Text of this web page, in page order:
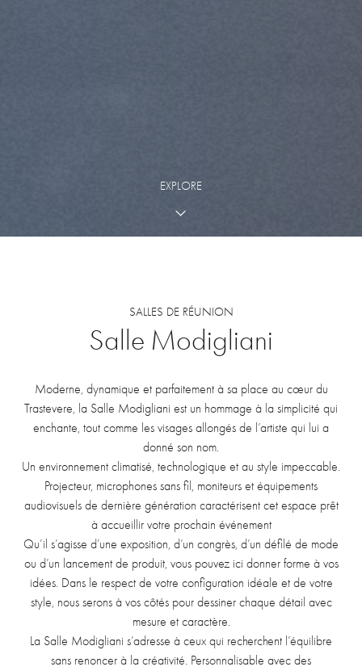
EXPLORE
SALLES DE RÉUNION
Salle Modigliani
Moderne, dynamique et parfaitement à sa place au cœur du
Trastevere, la Salle Modigliani est un hommage à la simplicité qui
enchante, tout comme les visages allongés de l’artiste qui lui a
donné son nom.
Un environnement climatisé, technologique et au style impeccable.
Projecteur, microphones sans fil, moniteurs et équipements
audiovisuels de dernière génération caractérisent cet espace prêt
à accueillir votre prochain événement
Qu’il s’agisse d’une exposition, d’un congrès, d’un défilé de mode
ou d’un lancement de produit, vous pouvez ici donner forme à vos
idées. Dans le respect de votre configuration idéale et de votre
style, nous serons à vos côtés pour dessiner chaque détail avec
mesure et caractère.
La Salle Modigliani s’adresse à ceux qui recherchent l’équilibre
sans renoncer à la créativité. Personnalisable avec des